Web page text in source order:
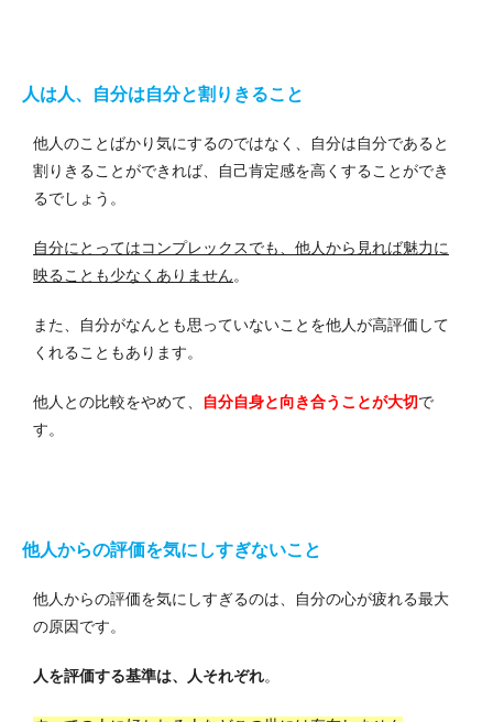
人は人、自分は自分と割りきること
他人のことばかり気にするのではなく、自分は自分であると
割りきることができれば、自己肯定感を高くすることができ
るでしょう。
自分にとってはコンプレックスでも、他人から見れば魅力に
映ることも少なくありません。
また、自分がなんとも思っていないことを他人が高評価して
くれることもあります。
他人との比較をやめて、 自分自身と向き合うことが大切で
す。
他人からの評価を気にしすぎないこと
他人からの評価を気にしすぎるのは、自分の心が疲れる最大
の原因です。
人を評価する基準は、人それぞれ。